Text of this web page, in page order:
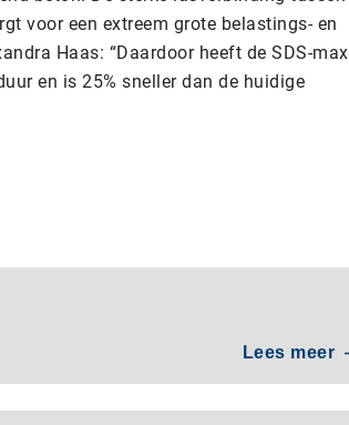
voor een extreem grote belastings- en
Haas: “Daardoor heeft de SDS-max
en is 25% sneller dan de huidige
Lees meer